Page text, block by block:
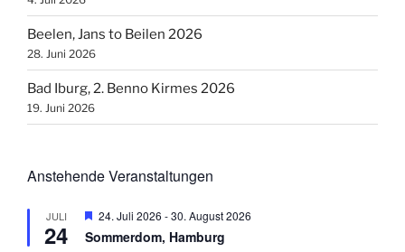
Beelen, Jans to Beilen 2026
28. Juni 2026
Bad Iburg, 2. Benno Kirmes 2026
19. Juni 2026
Anstehende Veranstaltungen
JULI
24
H
r
24. Juli 2026 -30. August 2026
Sommerdom, Hamburg